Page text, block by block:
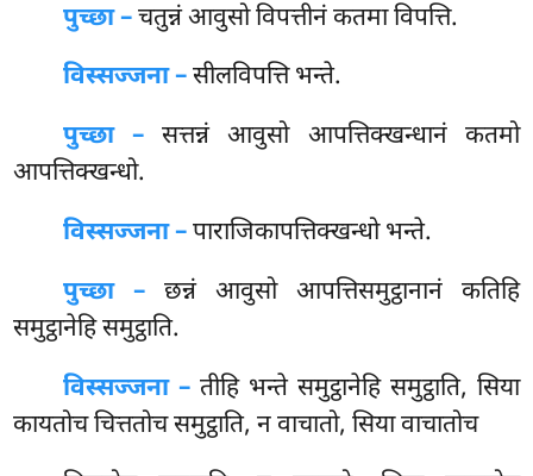
पुच्छा –चतुन्नं आवुसो विपत्तीनं कतमा विपत्ति.
विस्सज्जना –सीलविपत्ति भन्ते.
पुच्छा – सत्तन्नं आवुसो आपत्तिक्खन्धानं कतमो
आपत्तिक्खन्धो.
विस्सज्जना –पाराजिकापत्तिक्खन्धो भन्ते.
पुच्छा –छन्नं आवुसो आपत्तिसमुट्ठानानं कतिहि
समुट्ठानेहि समुट्ठाति.
विस्सज्जना – तीहि भन्ते समुट्ठानेहि समुट्ठाति, सिया
कायतोच चित्ततोच समुट्ठाति, न वाचातो, सिया वाचातोच